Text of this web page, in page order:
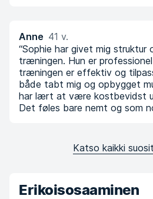
Anne 41 v.
“Sophie har givet mig struktur
træningen. Hun er
træningen er effektiv og
både tabt mig og opbygget
har lært at være kostbevidst
Det føles bare nemt og som
Katso kaikki
Erikoisosaaminen